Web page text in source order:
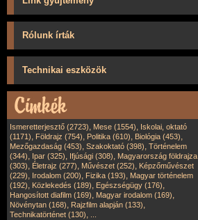
Rólunk írták
Technikai eszközök
Ismeretterjesztő (2723), Mese (1554), Iskolai, oktató
(1171), Földrajz (754), Politika (610), Biológia (453),
Mezőgazdaság (453), Szakoktató (398), Történelem
(344), Ipar (325), Ifjúsági (308), Magyarország földrajza
(303), Életrajz (277), Művészet (252), Képzőművészet
(229), Irodalom (200), Fizika (193), Magyar történelem
(192), Közlekedés (189), Egészségügy (176),
Hangosított diafilm (169), Magyar irodalom (169),
Növénytan (168), Rajzfilm alapján (133),
Technikatörténet (130),